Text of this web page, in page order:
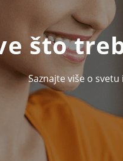
što
Saznajte više o